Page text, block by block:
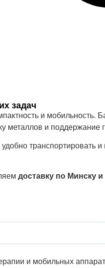
задач
и мобильность.
металлов и поддержание
транспортировать и
доставку по Минску
и мобильных